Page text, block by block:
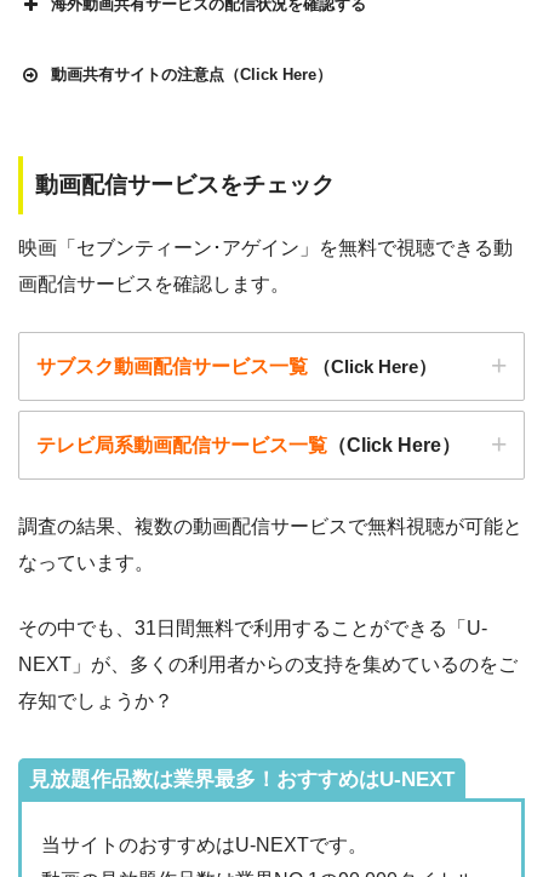
海外動画共有サービスの配信状況を確認する
各動画共有サイトを実際に確認する
▶︎9tsu
▶︎Pandora.TV
動画共有サイトの注意点（Click Here）
Openloadや9tsu、無料ホームシアターなどの海外動画共有サ
いる恐れがあります。
法律に触れることはもちろん、フィッシング詐欺やウイルス
感染によるスマホ・パソコントラブルの原因となります。
こうした動画共有サイトでの動画の視聴は控える事をおすす
めします。
また、著作権については、保護の・違反に対しての厳罰化の
法改正がされました。（詳しくは「文化庁」WEBサイト参
照）
著作物の取り扱いについては注意喚起が「
す。
以下で紹介する動画配信サイトは安全に作品を視聴することがで
きます。
動画配信サービスをチェック
映画「セブンティーン･アゲイン」を無料で視聴できる動
画配信サービスを確認します。
サブスク動画配信サービス一覧 （Click Here）
・月額料金
ー
FODプレミアム
・31日間
テレビ局系動画配信サービス一覧 （Click Here）
動画配信サービ
ス
Tver
ー ー
調査の結果、複数の動画配信サービスで無料視聴が可能と
なっています。
その中でも、31日間無料で利用することができる「U-
NEXT」が、多くの利用者からの支持を集めているのをご
存知でしょうか？
見放題作品数は業界最多！おすすめはU-NEXT
当サイトのおすすめはU-NEXTです。